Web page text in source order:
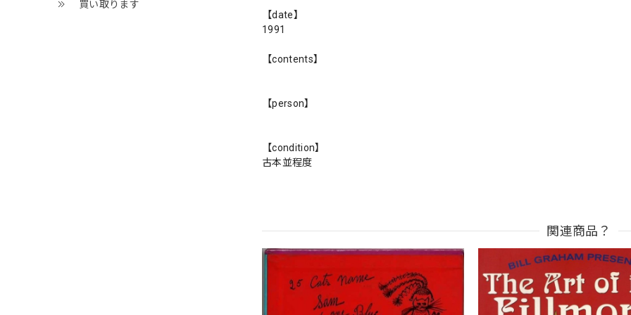
買い取ります
【date】
1991
【contents】
【person】
【condition】
古本並程度
関連商品？